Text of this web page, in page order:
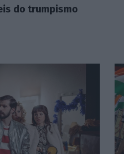
do trumpismo